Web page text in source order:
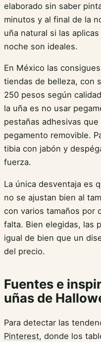
elaborado sin saber
minutos y al final de la
uña natural si las
noche son ideales.
En México las
tiendas de belleza, con
250 pesos según
la uña es no usar
pestañas adhesivas
pegamento removible.
tibia con jabón y
fuerza.
La única desventaja es
no se ajustan bien al
con varios tamaños por
falta. Bien elegidas, las
igual de bien que un
del precio.
Fuentes e
uñas de
Para detectar las
Pinterest, donde los